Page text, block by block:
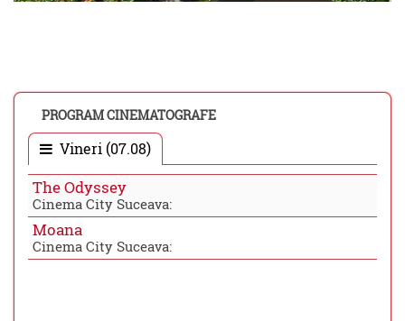
PROGRAM CINEMATOGRAFE
Vineri (07.08)
The Odyssey
Cinema City Suceava:
Moana
Cinema City Suceava: